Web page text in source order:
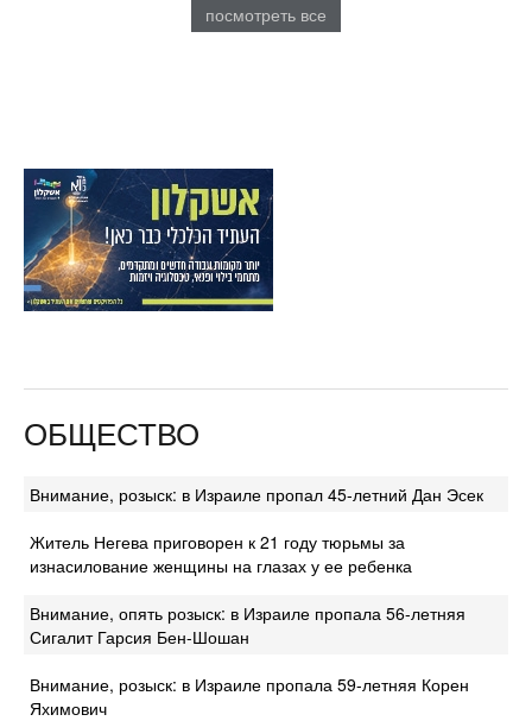
посмотреть все
ОБЩЕСТВО
Внимание, розыск: в Израиле пропал 45-летний Дан Эсек
Житель Негева приговорен к 21 году тюрьмы за
изнасилование женщины на глазах у ее ребенка
Внимание, опять розыск: в Израиле пропала 56-летняя
Сигалит Гарсия Бен-Шошан
Внимание, розыск: в Израиле пропала 59-летняя Корен
Яхимович